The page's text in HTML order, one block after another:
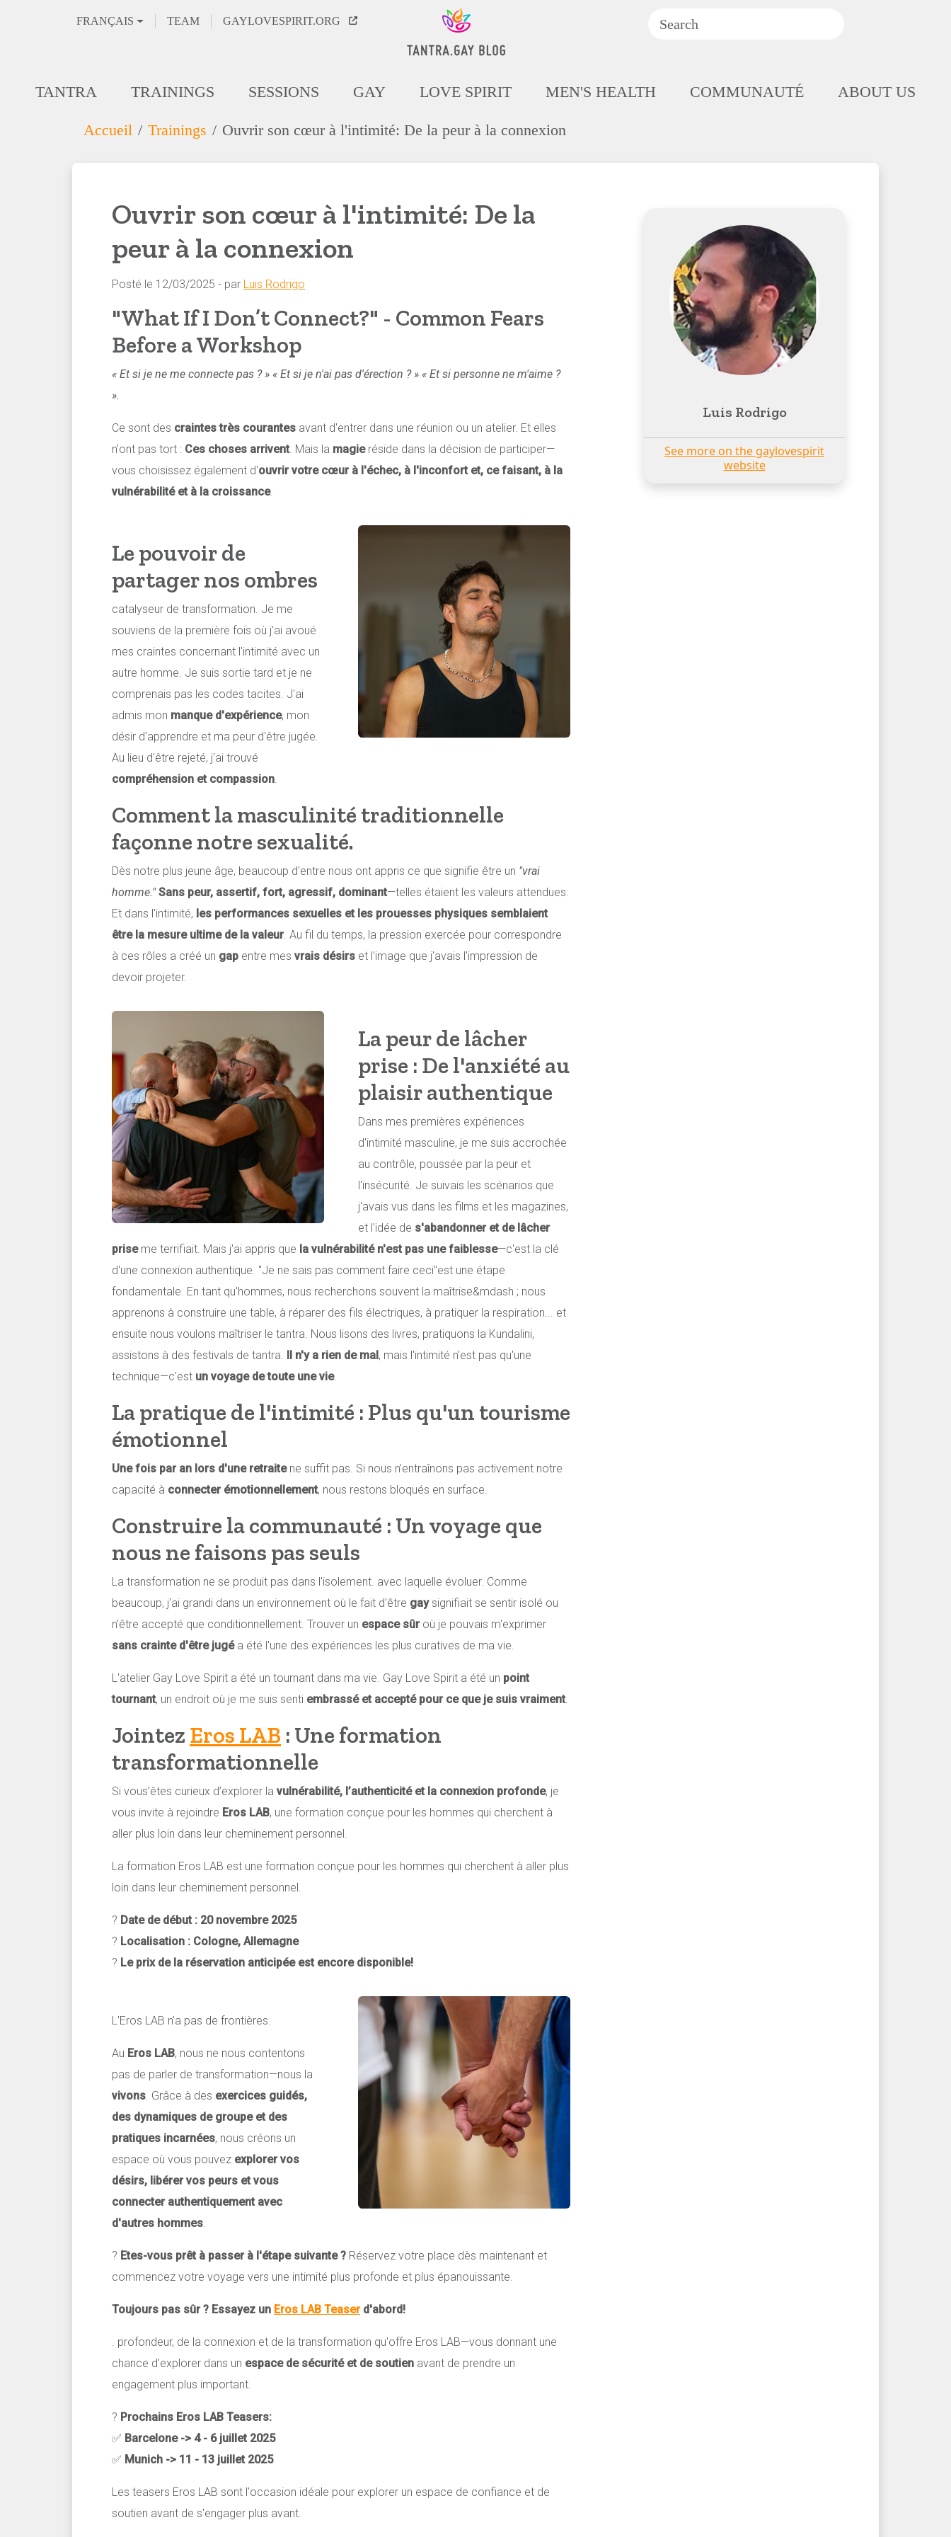
FRANÇAIS TEAM GAYLOVESPIRIT.ORG
TANTRA TRAININGS SESSIONS GAY LOVE SPIRIT MEN'S HEALTH COMMUNAUTÉ ABOUT US
Accueil Trainings Ouvrir son cœur à l'intimité: De la peur à la connexion
Ouvrir son cœur à l'intimité: De la
peur à la connexion
Posté le 12/03/2025 - par Luis Rodrigo
"What If I Don’t Connect?" - Common Fears
Before a Workshop
« Et si je ne me connecte pas ? » « Et si je n'ai pas d'érection ? » « Et si personne ne m'aime ?
».
Ce sont des craintes très courantes avant d'entrer dans une réunion ou un atelier. Et elles
n'ont pas tort : Ces choses arrivent. Mais la magieréside dans la décision de participer—
vous choisissez également d'ouvrir votre cœur à l'échec, à l'inconfort et, ce faisant, à la
vulnérabilité et à la croissance.
Le pouvoir de
partager nos ombres
catalyseur de transformation. Je me
souviens de la première fois où j'ai avoué
mes craintes concernant l'intimité avec un
autre homme. Je suis sortie tard et je ne
comprenais pas les codes tacites. J'ai
admis mon manque d'expérience, mon
désir d'apprendre et ma peur d'être jugée.
Au lieu d'être rejeté, j'ai trouvé
compréhension et compassion.
Comment la masculinité traditionnelle
façonne notre sexualité.
Dès notre plus jeune âge, beaucoup d'entre nous ont appris ce que signifie être un "vrai
homme." Sans peur, assertif, fort, agressif, dominant—telles étaient les valeurs attendues.
Et dans l'intimité, les performances sexuelles et les prouesses physiques semblaient
être la mesure ultime de la valeur. Au fil du temps, la pression exercée pour correspondre
à ces rôles a créé un gap entre mes vrais désirs et l'image que j'avais l'impression de
devoir projeter.
La peur de lâcher
prise : De l'anxiété au
plaisir authentique
Dans mes premières expériences
d'intimité masculine, je me suis accrochée
au contrôle, poussée par la peur et
l'insécurité. Je suivais les scénarios que
j'avais vus dans les films et les magazines,
et l'idée de s'abandonner et de lâcher
priseme terrifiait. Mais j'ai appris que la vulnérabilité n'est pas une faiblesse—c'est la clé
d'une connexion authentique. "Je ne sais pas comment faire ceci"est une étape
fondamentale. En tant qu'hommes, nous recherchons souvent la maîtrise&mdash ; nous
apprenons à construire une table, à réparer des fils électriques, à pratiquer la respiration... et
ensuite nous voulons maîtriser le tantra. Nous lisons des livres, pratiquons la Kundalini,
assistons à des festivals de tantra. Il n'y a rien de mal, mais l'intimité n'est pas qu'une
technique—c'est un voyage de toute une vie.
La pratique de l'intimité : Plus qu'un tourisme
émotionnel
Une fois par an lors d'une retraitene suffit pas. Si nous n’entraînons pas activement notre
capacité à connecter émotionnellement, nous restons bloqués en surface.
Construire la communauté : Un voyage que
nous ne faisons pas seuls
La transformation ne se produit pas dans l'isolement. avec laquelle évoluer. Comme
beaucoup, j'ai grandi dans un environnement où le fait d'être gaysignifiait se sentir isolé ou
n'être accepté que conditionnellement. Trouver un espace sûroù je pouvais m'exprimer
sans crainte d'être jugéa été l'une des expériences les plus curatives de ma vie.
L'atelier Gay Love Spirit a été un tournant dans ma vie. Gay Love Spirit a été un point
tournant, un endroit où je me suis senti embrassé et accepté pour ce que je suis vraiment.
JointezEros LAB : Une formation
transformationnelle
Si vous’êtes curieux d’explorer la vulnérabilité, l’authenticité et la connexion profonde, je
vous invite à rejoindre Eros LAB, une formation conçue pour les hommes qui cherchent à
aller plus loin dans leur cheminement personnel.
La formation Eros LAB est une formation conçue pour les hommes qui cherchent à aller plus
loin dans leur cheminement personnel.
? Date de début : 20 novembre 2025
? Localisation : Cologne, Allemagne
? Le prix de la réservation anticipée est encore disponible!
L'Eros LAB n'a pas de frontières.
Au Eros LAB, nous ne nous contentons
pas de parler de transformation—nous la
vivons. Grâce à des exercices guidés,
des dynamiques de groupe et des
pratiques incarnées, nous créons un
espace où vous pouvez explorer vos
désirs, libérer vos peurs et vous
connecter authentiquement avec
d'autres hommes.
? Etes-vous prêt à passer à l'étape suivante ? Réservez votre place dès maintenant et
commencez votre voyage vers une intimité plus profonde et plus épanouissante.
Toujours pas sûr ? Essayez un Eros LAB Teaserd'abord!
. profondeur, de la connexion et de la transformation qu'offre Eros LAB—vous donnant une
chance d'explorer dans un espace de sécurité et de soutien avant de prendre un
engagement plus important.
? Prochains Eros LAB Teasers:
✅ Barcelone -> 4 - 6 juillet 2025
✅ Munich -> 11 - 13 juillet 2025
Les teasers Eros LAB sont l'occasion idéale pour explorer un espace de confiance et de
soutien avant de s'engager plus avant.
Luis Rodrigo
See more on the gaylovespirit
website